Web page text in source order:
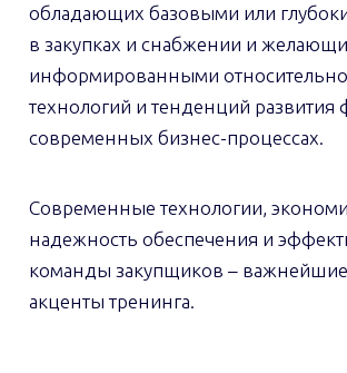
обладающих базовыми или
в закупках и снабжении и
информированными
технологий и тенденций развития
современных бизнес-процессах.
Современные технологии,
надежность обеспечения и
команды закупщиков – важнейшие
акценты тренинга.